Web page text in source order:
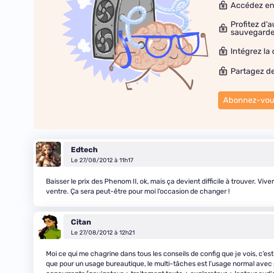
Accédez
Profitez
Intégrez la
Partagez
Abonnez-
Edtech
Le 27/08/2012 à 11h17
Baisser le prix des Phenom II, ok, mais ça devient difficile à trouver.
ventre. Ça sera peut-être pour moi l’occasion de changer !
Citan
Le 27/08/2012 à 12h21
Moi ce qui me chagrine dans tous les conseils de config que je vois,
que pour un usage bureautique, le multi-tâches est l’usage normal